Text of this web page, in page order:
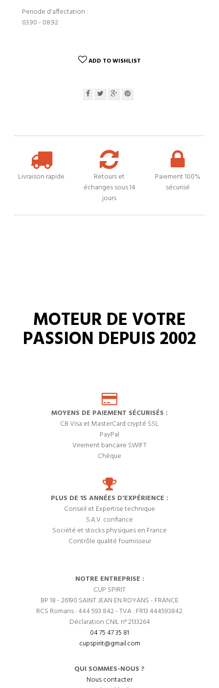
Periode d'affectation :
03.90 - 08.92
ADD TO WISHLIST
Livraison rapide
Retours et
échanges sous 14
jours
Paiement 100%
sécurisé
MOTEUR DE VOTRE
PASSION DEPUIS 2002
MOYENS DE PAIEMENT SÉCURISÉS :
CB Visa et MasterCard crypté SSL
PayPal
Virement bancaire SWIFT
Chèque
PLUS DE 15 ANNÉES D'EXPÉRIENCE :
Conseil et Expertise technique
S.A.V. confiance
Société et stocks physiques en France
Contrôle qualité fournisseur
NOTRE ENTREPRISE :
CUP SPIRIT
BP 18 - 26190 SAINT JEAN EN ROYANS - FRANCE
RCS Romans : 444 593 842 - TVA : FR13 444593842.
Déclaration CNIL n° 2133264
04 75 47 35 81
cupspirit@gmail.com
QUI SOMMES-NOUS ?
Nous contacter